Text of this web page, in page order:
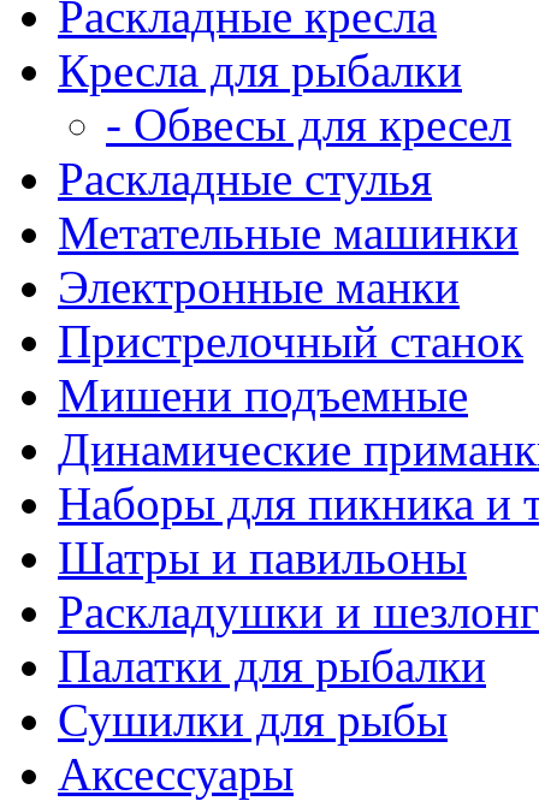
Раскладные кресла
Кресла для рыбалки
- Обвесы для кресел
Раскладные стулья
Метательные машинки
Электронные манки
Пристрелочный станок
Мишени подъемные
Динамические
Наборы для пикника и
Шатры и павильоны
Раскладушки и
Палатки для рыбалки
Сушилки для рыбы
Аксессуары